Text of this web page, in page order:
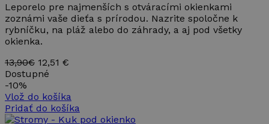
Leporelo pre najmenších s otváracími okienkami
zoznámi vaše dieťa s prírodou. Nazrite spoločne k
rybníčku, na pláž alebo do záhrady, a aj pod všetky
okienka.
13,90€ 12,51 €
Dostupné
-10%
Vlož do košíka
Pridať do košíka